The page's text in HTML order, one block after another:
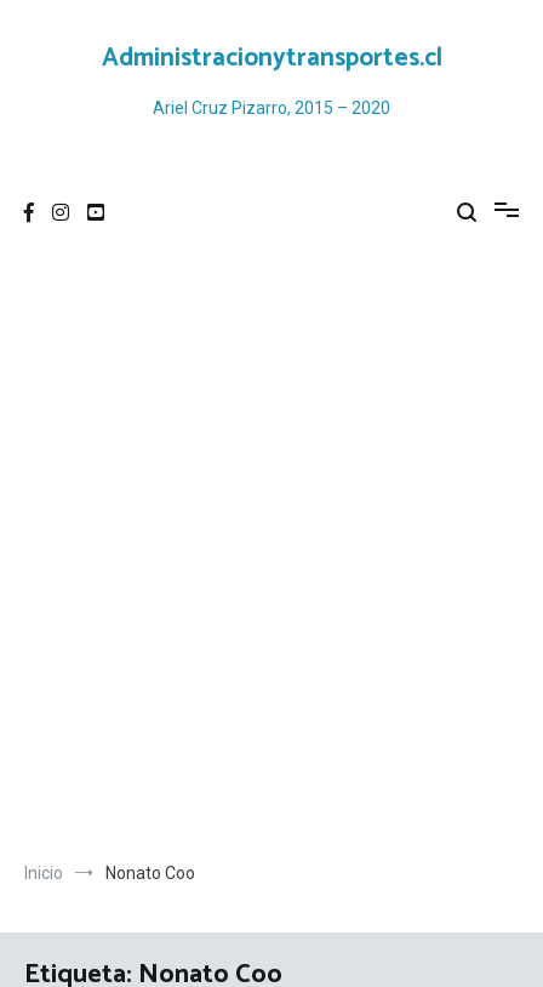
Administracionytransportes.cl
Ariel Cruz Pizarro, 2015 – 2020
Inicio Nonato Coo
Etiqueta: Nonato Coo